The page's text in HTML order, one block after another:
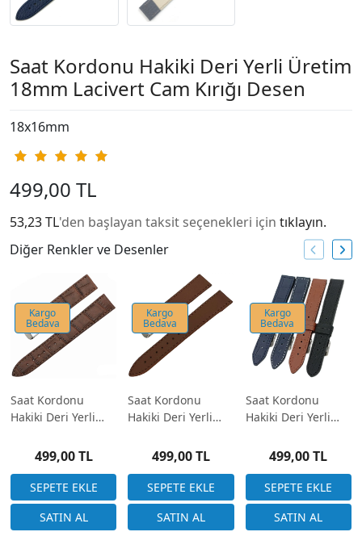
Saat Kordonu Hakiki Deri Yerli Üretim
18mm Lacivert Cam Kırığı Desen
18x16mm
499,00 TL
53,23 TL'den başlayan taksit seçenekleri için tıklayın.
Diğer Renkler ve Desenler
Saat Kordonu
Hakiki Deri Yerli
Kroko Desen
499,00 TL
Kargo
Bedava
Saat Kordonu
Hakiki Deri Yerli
Desensiz
499,00 TL
Kargo
Bedava
Saat Kordonu
Hakiki Deri Yerli
Renk Seçenek
499,00 TL
Kargo
Bedava